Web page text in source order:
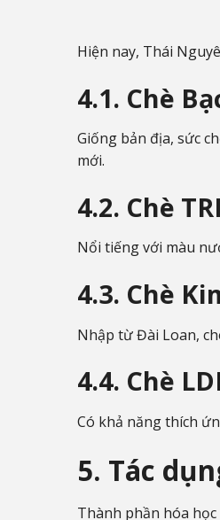
Hiện nay, Thái
4.1. Chè
Giống bản địa, sức
mới.
4.2. Chè
Nổi tiếng với màu
4.3. Chè
Nhập từ Đài Loan,
4.4. Chè
Có khả năng thích
5. Tác
Thành phần hóa